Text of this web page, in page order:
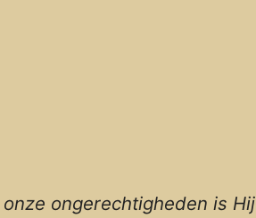
ongerechtigheden is Hij